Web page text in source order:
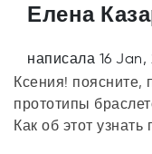
Елена
написала 16 Jan,
Ксения! поясните,
прототипы
Как об этот узнать